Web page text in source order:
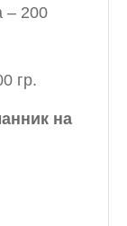
– 200
гр.
на